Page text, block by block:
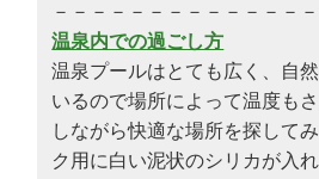
－－－－－－－－－－－－－
温泉内での過ごし方
温泉プールはとても広く、自
いるので場所によって温度も
しながら快適な場所を探して
ク用に白い泥状のシリカが入